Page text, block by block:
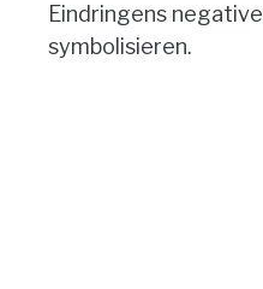
Eindringens
symbolisieren.